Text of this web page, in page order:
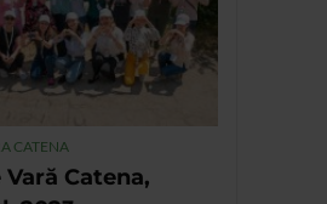
CATENA
Vară Catena,